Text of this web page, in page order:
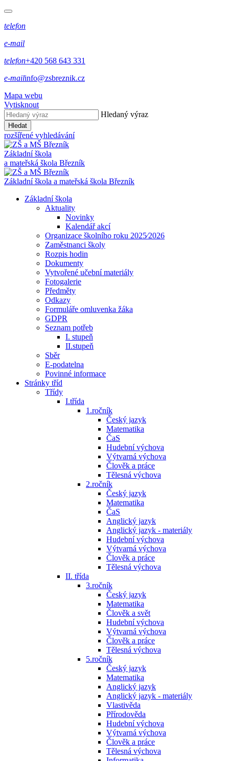
telefon
e-mail
telefon+420 568 643 331
e-mailinfo@zsbreznik.cz
Mapa webu
Vytisknout
Hledaný výraz
Hledat
rozšířené vyhledávání
Základní škola
a mateřská škola Březník
Základní škola a mateřská škola Březník
Základní škola
Aktuality
Novinky
Kalendář akcí
Organizace školního roku 2025⁄2026
Zaměstnanci školy
Rozpis hodin
Dokumenty
Vytvořené učební materiály
Fotogalerie
Předměty
Odkazy
Formuláře omluvenka žáka
GDPR
Seznam potřeb
I. stupeň
II.stupeň
Sběr
E-podatelna
Povinné informace
Stránky tříd
Třídy
I.třída
1.ročník
Český jazyk
Matematika
ČaS
Hudební výchova
Výtvarná výchova
Člověk a práce
Tělesná výchova
2.ročník
Český jazyk
Matematika
ČaS
Anglický jazyk
Anglický jazyk - materiály
Hudební výchova
Výtvarná výchova
Člověk a práce
Tělesná výchova
II. třída
3.ročník
Český jazyk
Matematika
Člověk a svět
Hudební výchova
Výtvarná výchova
Člověk a práce
Tělesná výchova
5.ročník
Český jazyk
Matematika
Anglický jazyk
Anglický jazyk - materiály
Vlastivěda
Přírodověda
Hudební výchova
Výtvarná výchova
Člověk a práce
Tělesná výchova